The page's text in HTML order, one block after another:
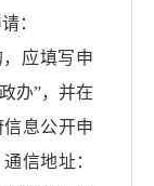
：
应填写申
办”，并在
息公开申
信地址：